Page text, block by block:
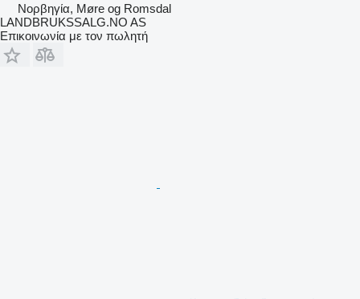
Νορβηγία, Møre og Romsdal
LANDBRUKSSALG.NO AS
Επικοινωνία με τον πωλητή